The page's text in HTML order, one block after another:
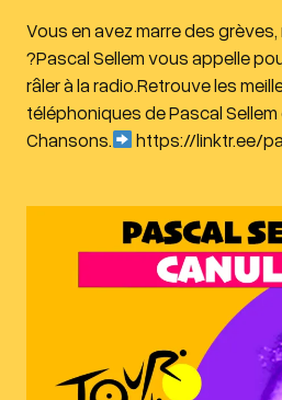
Vous en avez marre des grèves,
?Pascal Sellem vous appelle
râler à la radio.Retrouve les
téléphoniques de Pascal
Chansons.
https://linktr.ee/